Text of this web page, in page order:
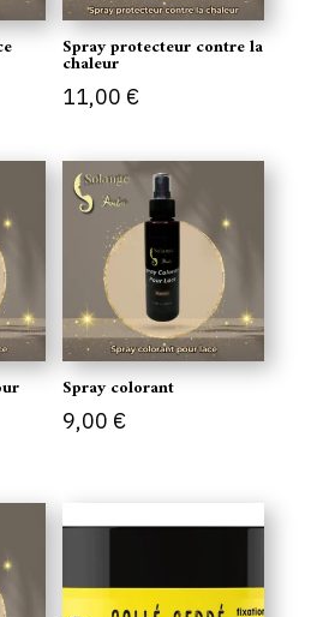
Spray protecteur contre la
chaleur
11,00 €
Spray colorant
9,00 €